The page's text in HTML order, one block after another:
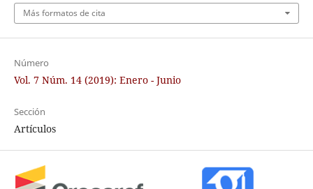
Más formatos de cita
Número
Vol. 7 Núm. 14 (2019): Enero - Junio
Sección
Artículos